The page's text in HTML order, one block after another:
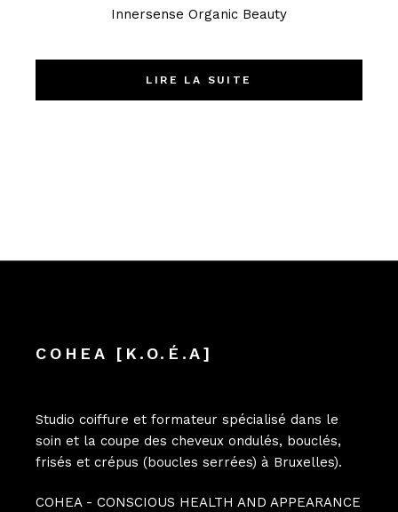
Innersense Organic Beauty
LIRE LA SUITE
COHEA [K.O.É.A]
Studio coiffure et formateur spécialisé dans le
soin et la coupe des cheveux ondulés, bouclés,
frisés et crépus (boucles serrées) à Bruxelles).
COHEA - CONSCIOUS HEALTH AND APPEARANCE